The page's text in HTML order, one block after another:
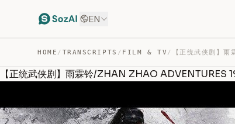
EN
HOME / TRANSCRIPTS / FILM & TV /
【正统武侠剧】雨霖铃/ZHAN ZHAO ADVENTURES